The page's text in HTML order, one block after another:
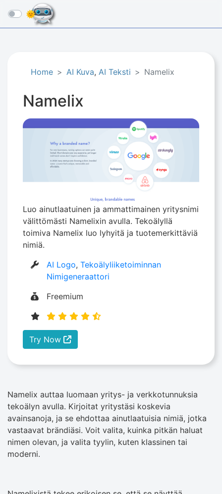
☰
Home AI Kuva, AI Teksti Namelix
Namelix
Luo ainutlaatuinen ja ammattimainen yritysnimi
välittömästi Namelixin avulla. Tekoälyllä
toimiva Namelix luo lyhyitä ja tuotemerkittäviä
nimiä.
AI Logo,Tekoälyliiketoiminnan
Nimigeneraattori
Freemium
Try Now
Namelix auttaa luomaan yritys- ja verkkotunnuksia
tekoälyn avulla. Kirjoitat yritystäsi koskevia
avainsanoja, ja se ehdottaa ainutlaatuisia nimiä, jotka
vastaavat brändiäsi. Voit valita, kuinka pitkän haluat
nimen olevan, ja valita tyylin, kuten klassinen tai
moderni.